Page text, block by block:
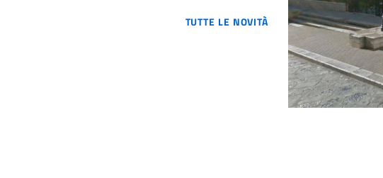
TUTTE LE NOVITÀ